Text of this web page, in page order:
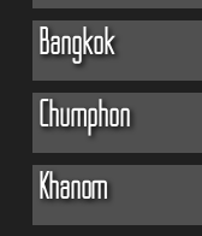
Bangkok
Chumphon
Khanom